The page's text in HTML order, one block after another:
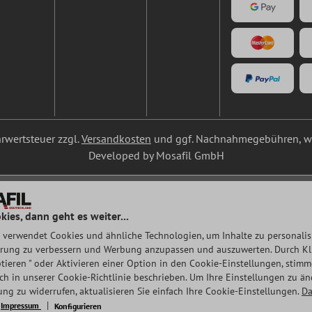
zzgl.Versandkosten und ggf. Nachnahmegebühren,
Developed by Mosafil GmbH
dann geht es weiter...
verwendet Cookies und ähnliche Technologien, um Inhalte zu
zu verbessern und Werbung anzupassen und auszuwerten. Durch
" oder Aktivieren einer Option in den Cookie-Einstellungen,
in unserer Cookie-Richtlinie beschrieben. Um Ihre Einstellungen zu
zu widerrufen, aktualisieren Sie einfach Ihre Cookie-Einstellungen.
Impressum Konfigurieren